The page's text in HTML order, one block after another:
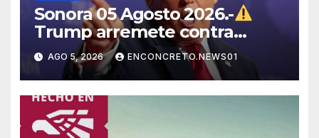
Sonora 05 Agosto 2026.-
Trump arremete contra
México, Canadá y otras
potencias por supuestos
abusos comerciales
AGO 5, 2026 ENCONCRETO.NEWS01